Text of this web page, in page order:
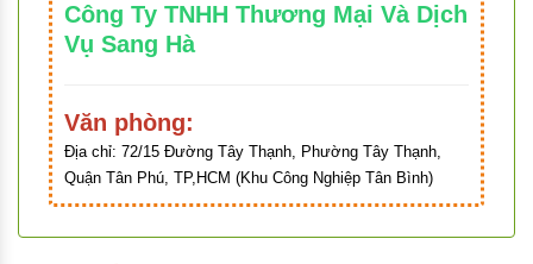
Công Ty TNHH Thương Mại Và Dịch
Vụ Sang Hà
Văn phòng:
Địa chỉ: 72/15 Đường Tây Thạnh, Phường Tây Thạnh,
Quận Tân Phú, TP,HCM (Khu Công Nghiệp Tân Bình)